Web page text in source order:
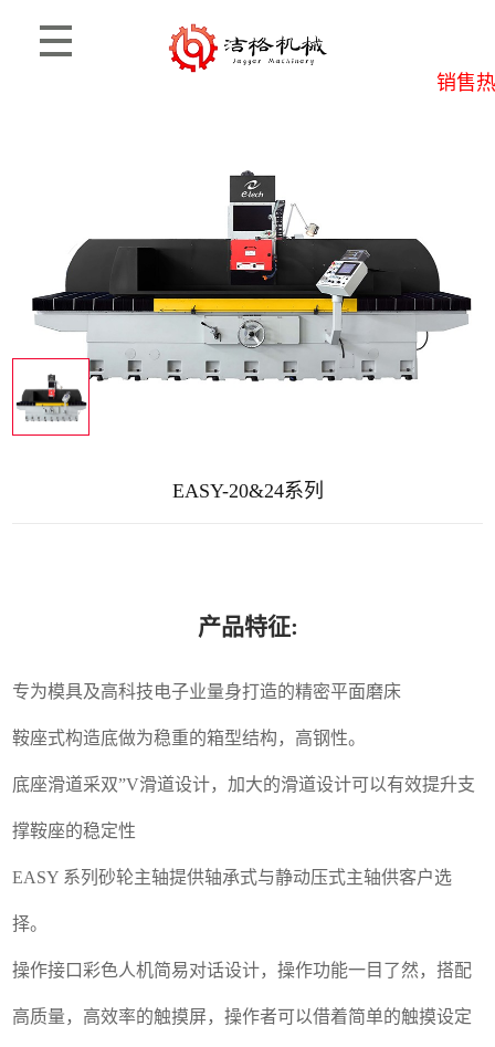
销售
EASY-20&24系列
产品特征:
专为模具及高科技电子业量身打造的精密平面磨床
鞍座式构造底做为稳重的箱型结构，高钢性。
底座滑道采双”V滑道设计，加大的滑道设计可以有效提升支
撑鞍座的稳定性
EASY 系列砂轮主轴提供轴承式与静动压式主轴供客户选
择。
操作接口彩色人机简易对话设计，操作功能一目了然，搭配
高质量，高效率的触摸屏，操作者可以借着简单的触摸设定